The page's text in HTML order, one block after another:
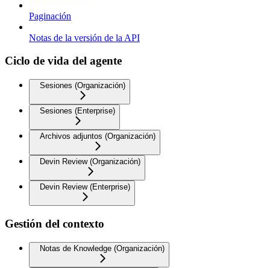
Paginación
Notas de la versión de la API
Ciclo de vida del agente
Sesiones (Organización)
Sesiones (Enterprise)
Archivos adjuntos (Organización)
Devin Review (Organización)
Devin Review (Enterprise)
Gestión del contexto
Notas de Knowledge (Organización)